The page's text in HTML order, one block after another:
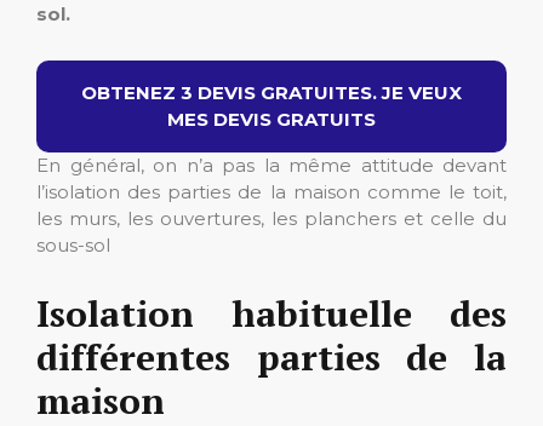
sol.
OBTENEZ 3 DEVIS GRATUITES. JE VEUX
MES DEVIS GRATUITS
En général, on n’a pas la même attitude devant
l’isolation des parties de la maison comme le toit,
les murs, les ouvertures, les planchers et celle du
sous-sol
Isolation habituelle des
différentes parties de la
maison